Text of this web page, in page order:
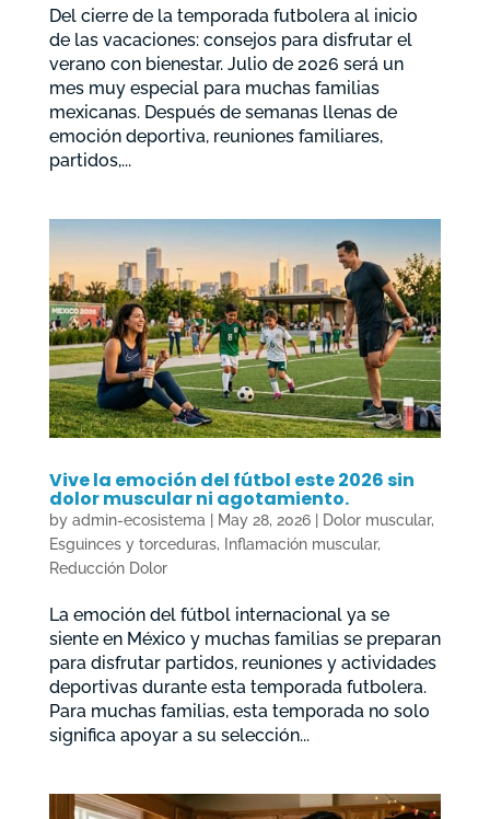
Del cierre de la temporada futbolera al inicio
de las vacaciones: consejos para disfrutar el
verano con bienestar. Julio de 2026 será un
mes muy especial para muchas familias
mexicanas. Después de semanas llenas de
emoción deportiva, reuniones familiares,
partidos,...
Vive la emoción del fútbol este 2026 sin
dolor muscular ni agotamiento.
by admin-ecosistema May 28, 2026| Dolor muscular,
Esguinces y torceduras, Inflamación muscular,
Reducción Dolor
La emoción del fútbol internacional ya se
siente en México y muchas familias se preparan
para disfrutar partidos, reuniones y actividades
deportivas durante esta temporada futbolera.
Para muchas familias, esta temporada no solo
significa apoyar a su selección...